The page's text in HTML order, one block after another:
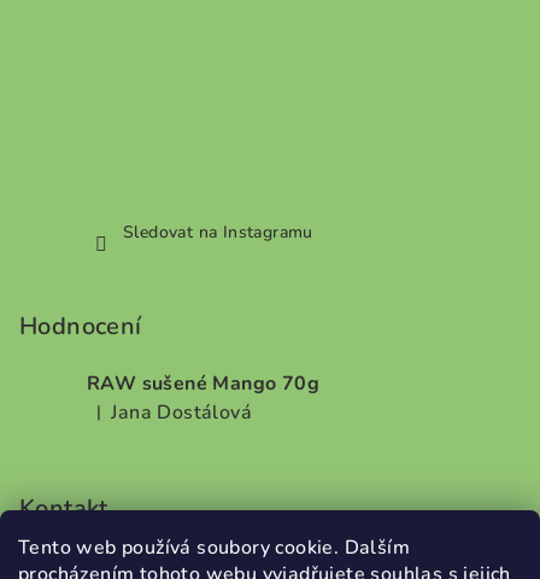
Tento web používá soubory cookie. Dalším
Sledovat na Instagramu
Hodnocení
RAW sušené Mango 70g
Hodnocení produktu je 5 z 5 hvězdiček.
| Jana Dostálová
Kontakt
@ dobrodilo.cz